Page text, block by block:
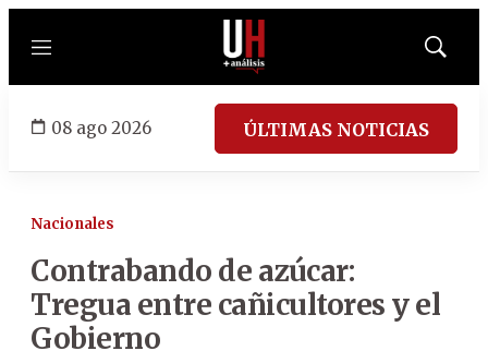
Menú
Mostrar
08 ago 2026 ÚLTIMAS NOTICIAS
Nacionales
Contrabando de azúcar:
Tregua entre cañicultores y el
Gobierno